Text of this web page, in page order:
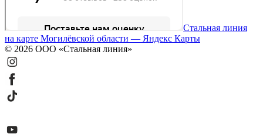
Стальная линия
на карте Могилёвской области — Яндекс Карты
© 2026 ООО «Стальная линия»